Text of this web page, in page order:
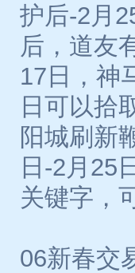
护后-2月
后，道友
17日，神
日可以拾
阳城刷新
日-2月25
关键字，
06新春交